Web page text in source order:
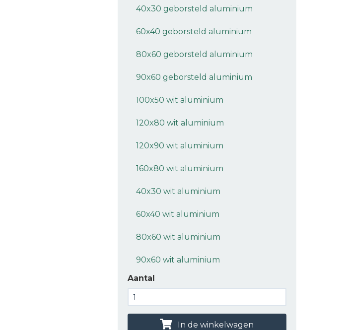
40x30 geborsteld aluminium
60x40 geborsteld aluminium
80x60 geborsteld aluminium
90x60 geborsteld aluminium
100x50 wit aluminium
120x80 wit aluminium
120x90 wit aluminium
160x80 wit aluminium
40x30 wit aluminium
60x40 wit aluminium
80x60 wit aluminium
90x60 wit aluminium
Aantal
In de winkelwagen